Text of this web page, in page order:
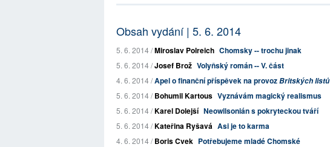
Obsah vydání | 5. 6. 2014
5. 6. 2014 /Miroslav Polreich Chomsky -- trochu jinak
5. 6. 2014 /Josef Brož Volyňský román -- V. část
4. 6. 2014 /Apel o finanční příspěvek na provozBritských listů
5. 6. 2014 /Bohumil Kartous Vyznávám magický realismus
5. 6. 2014 /Karel Dolejší Neowilsonián s pokryteckou tváří
5. 6. 2014 /Kateřina Ryšavá Asi je to karma
4. 6. 2014 /Boris Cvek Potřebujeme mladé Chomské